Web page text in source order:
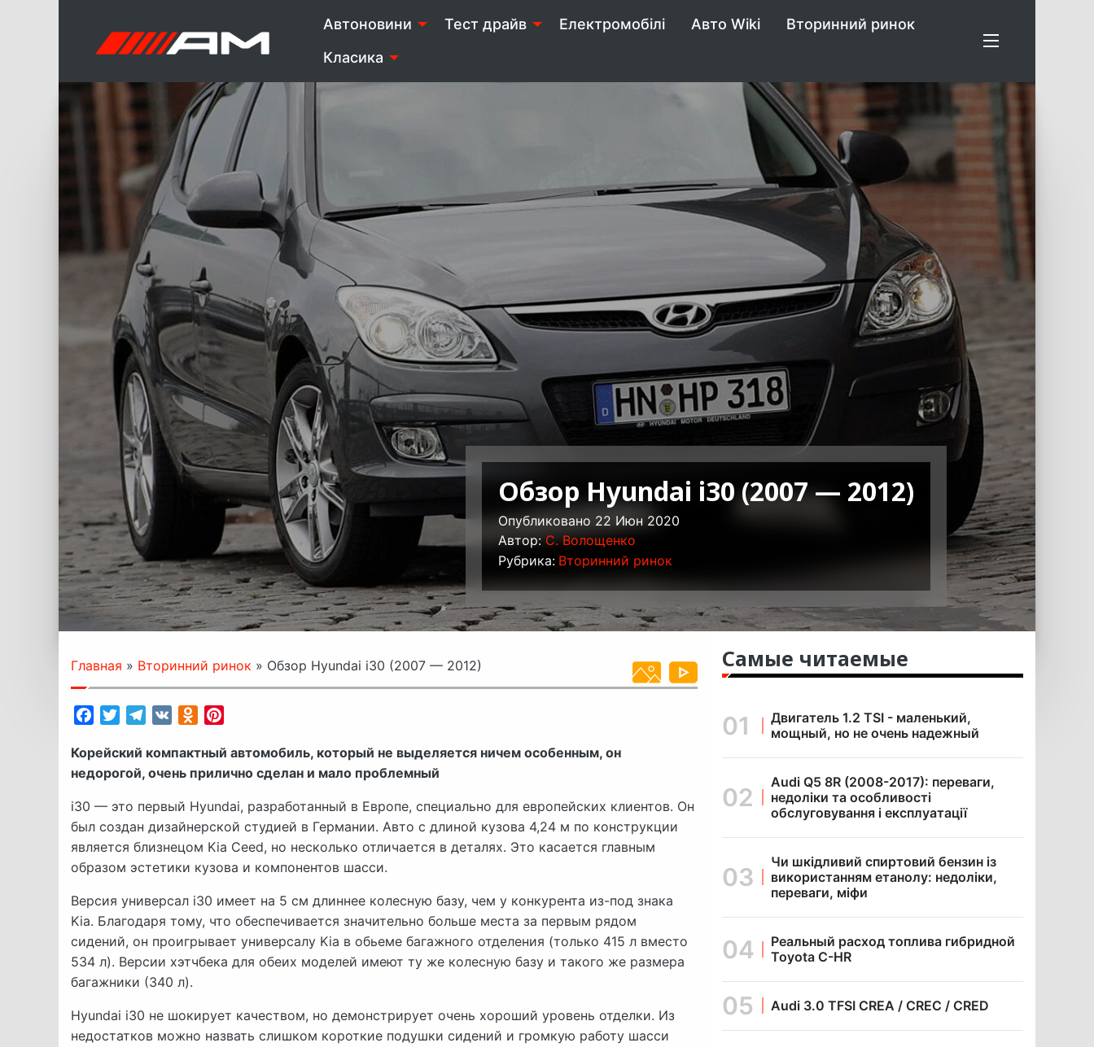
Автоновини Тест драйв Електромобілі Авто Wiki
Вторинний ринок
Класика
Обзор Hyundai i30 (2007 — 2012)
Опубликовано 22 Июн 2020
Автор:C. Волощенко
Рубрика: Вторинний ринок
Главная » Вторинний ринок » Обзор Hyundai i30 (2007 — 2012)
FacebookTwitterTelegram
VK Odnoklassniki
Корейский компактный автомобиль, который не выделяется ничем особенным, он
недорогой, очень прилично сделан и мало проблемный
i30 — это первый Hyundai, разработанный в Европе, специально для европейских клиентов. Он
был создан дизайнерской студией в Германии. Авто с длиной кузова 4,24 м по конструкции
является близнецом Kia Ceed, но несколько отличается в деталях. Это касается главным
образом эстетики кузова и компонентов шасси.
Версия универсал i30 имеет на 5 см длиннее колесную базу, чем у конкурента из-под знака
Kia. Благодаря тому, что обеспечивается значительно больше места за первым рядом
сидений, он проигрывает универсалу Kia в обьеме багажного отделения (только 415 л вместо
534 л). Версии хэтчбека для обеих моделей имеют ту же колесную базу и такого же размера
багажники (340 л).
Hyundai i30 не шокирует качеством, но демонстрирует очень хороший уровень отделки. Из
недостатков можно назвать слишком короткие подушки сидений и громкую работу шасси
Самые читаемые
Двигатель 1.2 TSI - маленький,
мощный, но не очень надежный
Audi Q5 8R (2008-2017): переваги,
недоліки та особливості
обслуговування і експлуатації
Чи шкідливий спиртовий бензин із
використанням етанолу: недоліки,
переваги, міфи
Реальный расход топлива гибридной
Toyota C-HR
Audi 3.0 TFSI CREA / CREC / CRED